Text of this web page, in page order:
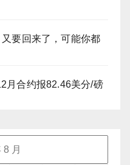
又要回来了，可能你都
月合约报82.46美分/磅
8 月